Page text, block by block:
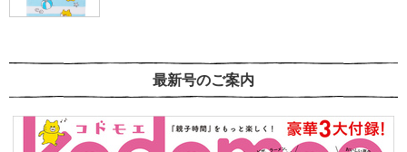
最新号のご案内